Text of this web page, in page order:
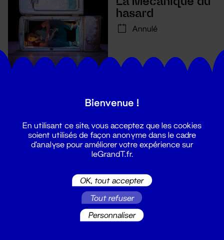
hasard
Annulé
Suivez toutes les actualités du
Bienvenue !
En utilisant ce site, vous acceptez que les cookies
soient utilisés de façon anonyme dans le cadre
d'analyse pour améliorer votre expérience sur
leGrandT.fr.
OK, tout accepter
Tout refuser
Personnaliser